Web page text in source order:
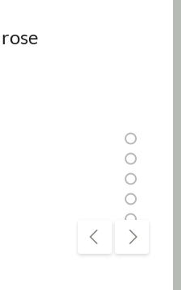
0 von 5 Sternen